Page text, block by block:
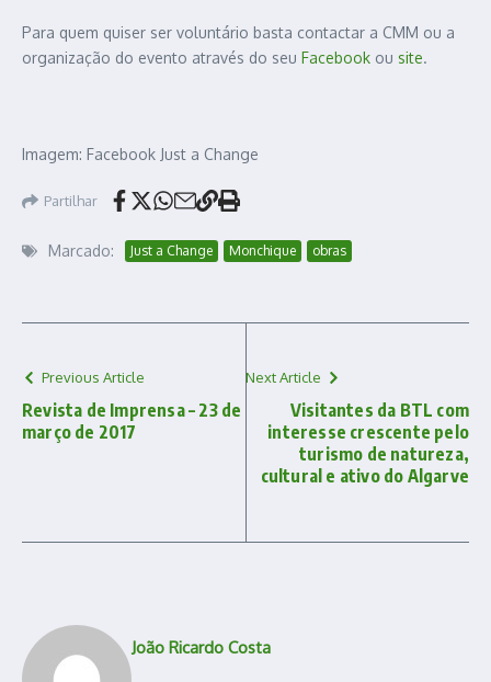
Para quem quiser ser voluntário basta contactar a CMM ou a
organização do evento através do seu Facebook ou site.
Imagem: Facebook Just a Change
Partilhar
Marcado: Just a Change Monchique obras
Previous Article
Revista de Imprensa – 23 de
março de 2017
Next Article
Visitantes da BTL com
interesse crescente pelo
turismo de natureza,
cultural e ativo do Algarve
João Ricardo Costa